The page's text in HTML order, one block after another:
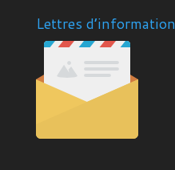
Lettres d’information